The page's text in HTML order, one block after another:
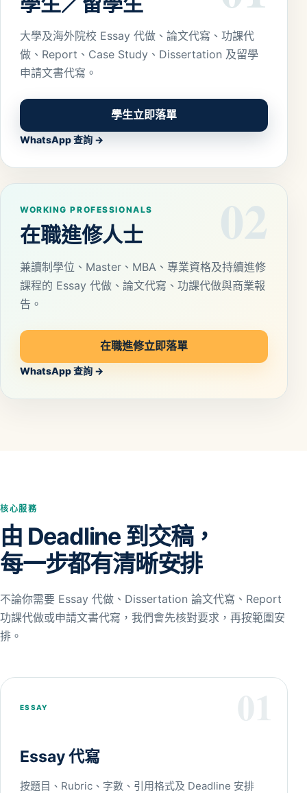
大學及海外院校 Essay 代做、論文代寫、功課代
做、Report、Case Study、Dissertation 及留學
申請文書代寫。
學生立即落單
WhatsApp 查詢 →
02
WORKING PROFESSIONALS
在職進修人士
兼讀制學位、Master、MBA、專業資格及持續進修
課程的 Essay 代做、論文代寫、功課代做與商業報
告。
在職進修立即落單
WhatsApp 查詢 →
核心服務
由 Deadline 到交稿，
每一步都有清晰安排
不論你需要 Essay 代做、Dissertation 論文代寫、Report
功課代做或申請文書代寫，我們會先核對要求，再按範圍安
排。
ESSAY
Essay 代寫
按題目、Rubric、字數、引用格式及 Deadline 安排